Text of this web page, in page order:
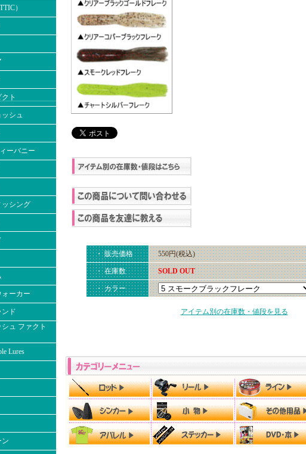
）
ト
ッシュ
ーバニー
ッシング
ォーカー
ンド
シュ ファクト
Lures
ン
・ 販売価格 550円(税込)
・ 在庫数 SOLD OUT
・ カラー
アイテム別の在庫数・値段を見る